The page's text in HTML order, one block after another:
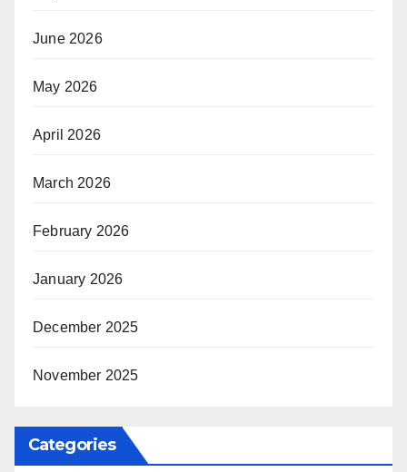
June 2026
May 2026
April 2026
March 2026
February 2026
January 2026
December 2025
November 2025
Categories